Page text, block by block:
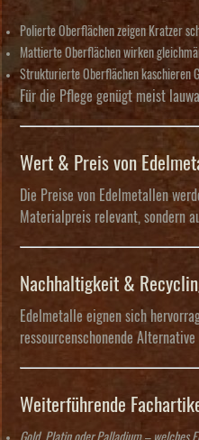
Polierte Oberflächen zeigen Kratzer
Mattierte Oberflächen wirken
Strukturierte Oberflächen kaschieren
Für die Pflege genügt meist
Wert & Preis von
Die Preise von Edelmetallen
Materialpreis relevant, sondern
Nachhaltigkeit &
Edelmetalle eignen sich
ressourcenschonende Alternative
Weiterführende
Gold, Platin oder Palladium – welches